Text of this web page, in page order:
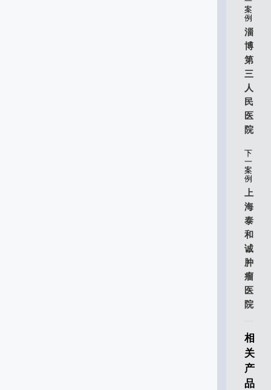
案
例
淄
博
第
三
人
民
医
院
下
一
案
例
上
海
泰
和
诚
肿
瘤
医
院
相
关
产
品